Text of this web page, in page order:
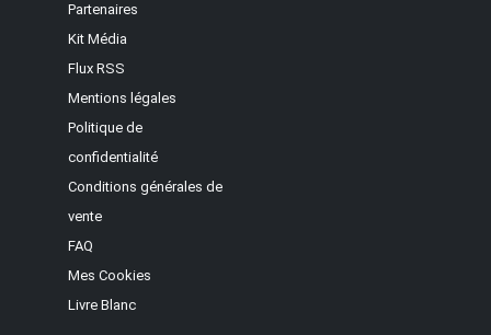
Partenaires
Kit Média
Flux RSS
Mentions légales
Politique de
confidentialité
Conditions générales de
vente
FAQ
Mes Cookies
Livre Blanc